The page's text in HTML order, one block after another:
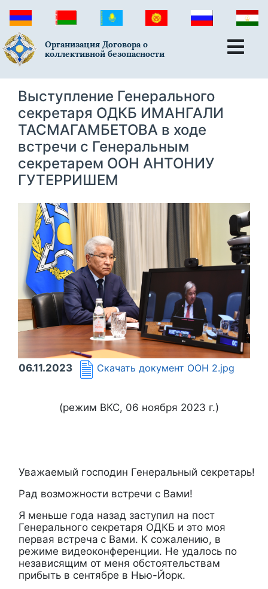
Организация Договора о
коллективной безопасности
Выступление Генерального
секретаря ОДКБ ИМАНГАЛИ
ТАСМАГАМБЕТОВА в ходе
встречи с Генеральным
секретарем ООН АНТОНИУ
ГУТЕРРИШЕМ
06.11.2023 Скачать документ ООН 2.jpg
(режим ВКС, 06 ноября 2023 г.)
Уважаемый господин Генеральный секретарь!
Рад возможности встречи с Вами!
Я меньше года назад заступил на пост
Генерального секретаря ОДКБ и это моя
первая встреча с Вами. К сожалению, в
режиме видеоконференции. Не удалось по
независящим от меня обстоятельствам
прибыть в сентябре в Нью-Йорк.